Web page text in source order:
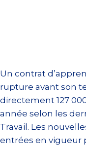
Un contrat
rupture avant son
directement 127
année selon les
Travail. Les
entrées en vigueur